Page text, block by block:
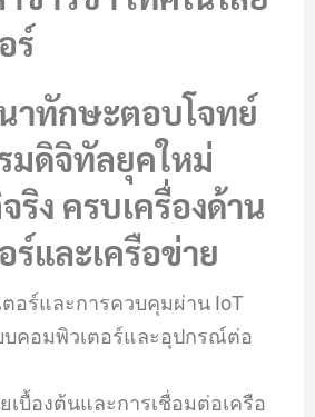
ร์
ทักษะตอบโจทย์
มดิจิทัลยุคใหม่
ริง ครบเครื่องด้าน
ร์และเครือข่าย
ตอร์และการควบคุมผ่าน IoT
บคอมพิวเตอร์และอุปกรณ์ต่อ
เบื้องต้นและการเชื่อมต่อเครือ